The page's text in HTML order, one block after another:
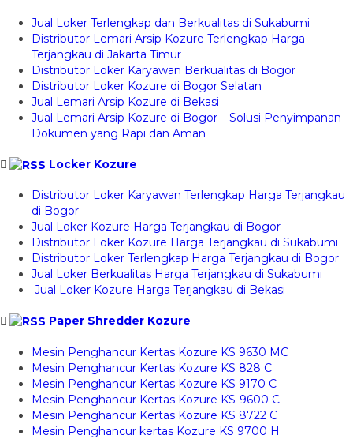
Jual Loker Terlengkap dan Berkualitas di Sukabumi
Distributor Lemari Arsip Kozure Terlengkap Harga
Terjangkau di Jakarta Timur
Distributor Loker Karyawan Berkualitas di Bogor
Distributor Loker Kozure di Bogor Selatan
Jual Lemari Arsip Kozure di Bekasi
Jual Lemari Arsip Kozure di Bogor – Solusi Penyimpanan
Dokumen yang Rapi dan Aman
Locker Kozure
Distributor Loker Karyawan Terlengkap Harga Terjangkau
di Bogor
Jual Loker Kozure Harga Terjangkau di Bogor
Distributor Loker Kozure Harga Terjangkau di Sukabumi
Distributor Loker Terlengkap Harga Terjangkau di Bogor
Jual Loker Berkualitas Harga Terjangkau di Sukabumi
Jual Loker Kozure Harga Terjangkau di Bekasi
Paper Shredder Kozure
Mesin Penghancur Kertas Kozure KS 9630 MC
Mesin Penghancur Kertas Kozure KS 828 C
Mesin Penghancur Kertas Kozure KS 9170 C
Mesin Penghancur Kertas Kozure KS-9600 C
Mesin Penghancur Kertas Kozure KS 8722 C
Mesin Penghancur kertas Kozure KS 9700 H